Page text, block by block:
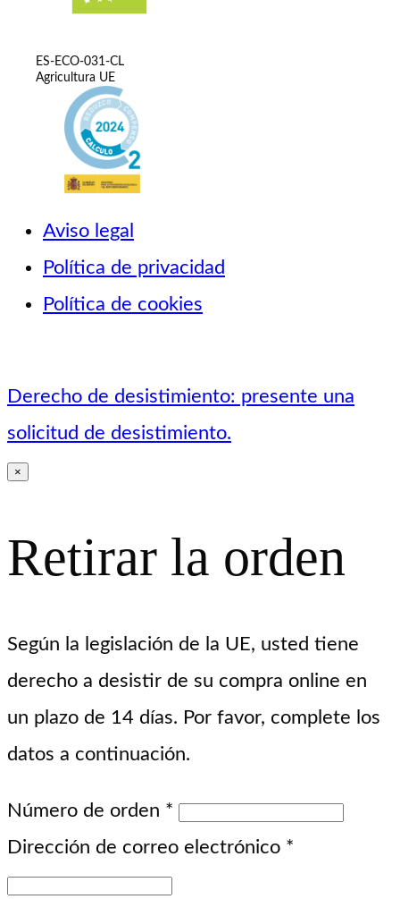
ES-ECO-031-CL
Agricultura UE
Aviso legal
Política de privacidad
Política de cookies
Derecho de desistimiento: presente una
solicitud de desistimiento.
×
Retirar la orden
Según la legislación de la UE, usted tiene
derecho a desistir de su compra online en
un plazo de 14 días. Por favor, complete los
datos a continuación.
Número de orden *
Dirección de correo electrónico *